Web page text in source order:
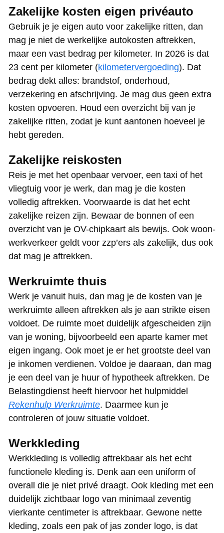
Zakelijke kosten eigen privéauto
Gebruik je je eigen auto voor zakelijke ritten, dan
mag je niet de werkelijke autokosten aftrekken,
maar een vast bedrag per kilometer. In 2026 is dat
23 cent per kilometer (kilometervergoeding). Dat
bedrag dekt alles: brandstof, onderhoud,
verzekering en afschrijving. Je mag dus geen extra
kosten opvoeren. Houd een overzicht bij van je
zakelijke ritten, zodat je kunt aantonen hoeveel je
hebt gereden.
Zakelijke reiskosten
Reis je met het openbaar vervoer, een taxi of het
vliegtuig voor je werk, dan mag je die kosten
volledig aftrekken. Voorwaarde is dat het echt
zakelijke reizen zijn. Bewaar de bonnen of een
overzicht van je OV-chipkaart als bewijs. Ook woon-
werkverkeer geldt voor zzp’ers als zakelijk, dus ook
dat mag je aftrekken.
Werkruimte thuis
Werk je vanuit huis, dan mag je de kosten van je
werkruimte alleen aftrekken als je aan strikte eisen
voldoet. De ruimte moet duidelijk afgescheiden zijn
van je woning, bijvoorbeeld een aparte kamer met
eigen ingang. Ook moet je er het grootste deel van
je inkomen verdienen. Voldoe je daaraan, dan mag
je een deel van je huur of hypotheek aftrekken. De
Belastingdienst heeft hiervoor het hulpmiddel
Rekenhulp Werkruimte. Daarmee kun je
controleren of jouw situatie voldoet.
Werkkleding
Werkkleding is volledig aftrekbaar als het echt
functionele kleding is. Denk aan een uniform of
overall die je niet privé draagt. Ook kleding met een
duidelijk zichtbaar logo van minimaal zeventig
vierkante centimeter is aftrekbaar. Gewone nette
kleding, zoals een pak of jas zonder logo, is dat